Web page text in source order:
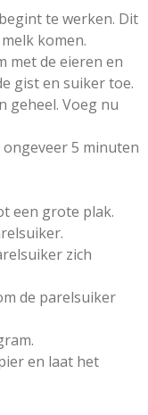
te werken. Dit
komen.
met de eieren en
gist en suiker toe.
geheel. Voeg nu
5 minuten
een grote plak.
zich
de parelsuiker
en laat het